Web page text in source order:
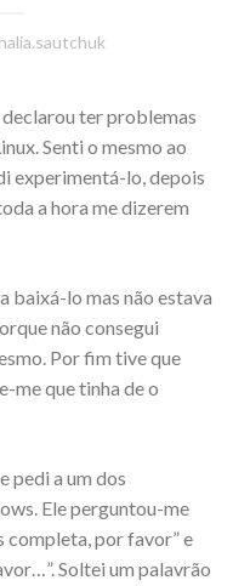
ter problemas
Senti o mesmo ao
experimentá-lo, depois
a hora me dizerem
baixá-lo mas não estava
não consegui
Por fim tive que
me que tinha de o
pedi a um dos
Ele perguntou-me
completa, por favor” e
Soltei um palavrão